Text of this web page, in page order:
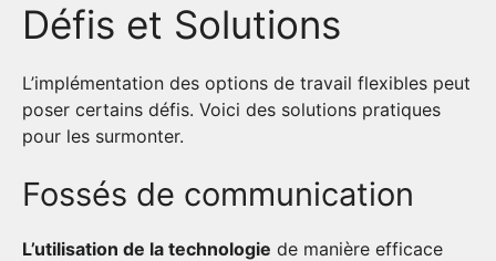
Défis et Solutions
L’implémentation des options de travail flexibles peut
poser certains défis. Voici des solutions pratiques
pour les surmonter.
Fossés de communication
L’utilisation de la technologie de manière efficace